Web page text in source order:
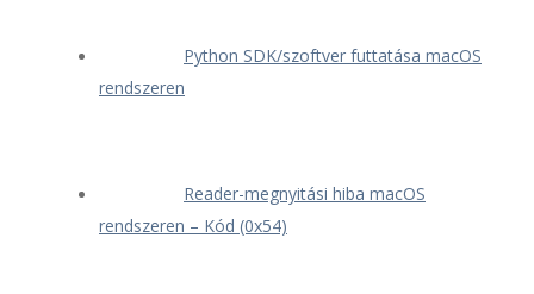
Python SDK/szoftver futtatása macOS
rendszeren
Reader-megnyitási hiba macOS
rendszeren – Kód (0x54)